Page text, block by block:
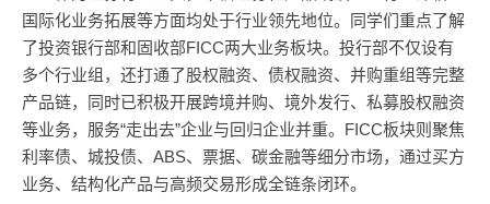
国际化业务拓展等方面均处于行业领先地位。同学们重点了解
了投资银行部和固收部FICC两大业务板块。投行部不仅设有
多个行业组，还打通了股权融资、债权融资、并购重组等完整
产品链，同时已积极开展跨境并购、境外发行、私募股权融资
等业务，服务“走出去”企业与回归企业并重。FICC板块则聚焦
利率债、城投债、ABS、票据、碳金融等细分市场，通过买方
业务、结构化产品与高频交易形成全链条闭环。